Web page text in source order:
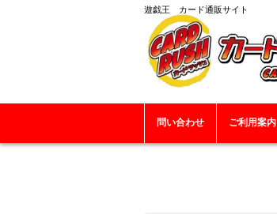
遊戯王 カード通販サイト
問い合わせ ご利用案内